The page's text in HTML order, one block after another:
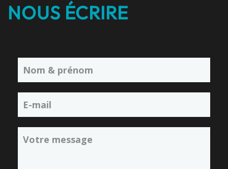
NOUS ÉCRIRE